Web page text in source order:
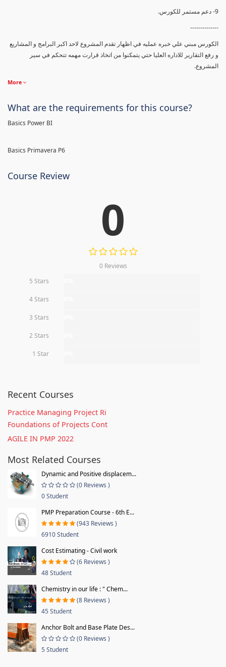
9- دعم مستمر للكورس.
--------------
الكورس مبني علي خبره عمليه في اظهار تقدم المشروع لاحد اكبر البرامج و المشاريع
و رفع التقارير للاداره العليا حتي يتمكنوا من اتخاذ قرارت مهمه تتحكم في سير
المشروع.
More
What are the requirements for this course?
Basics Power BI
Basics Primavera P6
Course Review
0
0 Reviews
5 Stars
4 Stars
3 Stars
2 Stars
1 Star
Recent Courses
Practice Managing Project Ri
Foundations of Projects Cont
AGILE IN PMP 2022
Most Related Courses
Dynamic and Positive displacem...
(0 Reviews )
0 Student
PMP Preparation Course - 6th E...
(943 Reviews )
6910 Student
Cost Estimating - Civil work
(6 Reviews )
48 Student
Chemistry in our life : " Chem...
(8 Reviews )
45 Student
Anchor Bolt and Base Plate Des...
(0 Reviews )
5 Student